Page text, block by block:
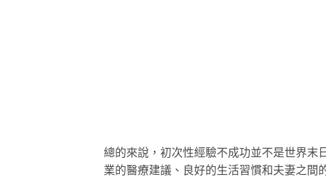
總的來說，初次性經驗不成功並不是世界末
業的醫療建議、良好的生活習慣和夫妻之間